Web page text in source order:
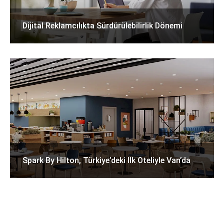
Dijital Reklamcılıkta Sürdürülebilirlik Dönemi
Spark By Hilton, Türkiye’deki Ilk Oteliyle Van’da